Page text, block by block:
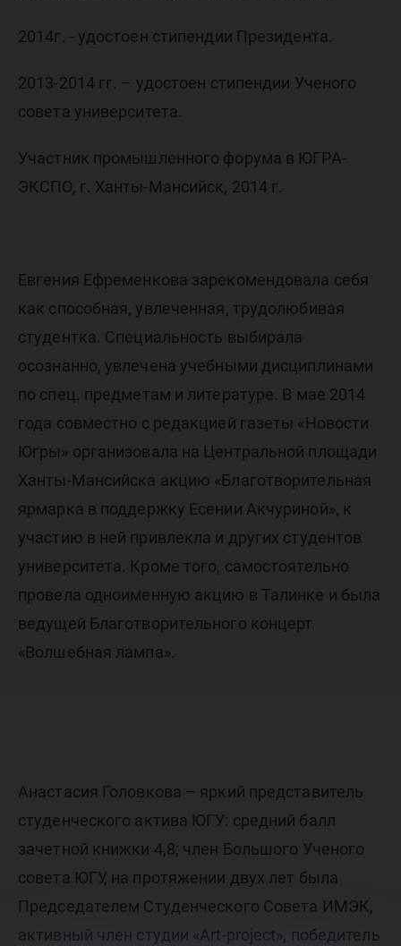
2014г. - удостоен стипендии Президента.
2013-2014 гг. – удостоен стипендии Ученого
совета университета.
Участник промышленного форума в ЮГРА-
ЭКСПО, г. Ханты-Мансийск, 2014 г.
Евгения Ефременкова зарекомендовала себя
как способная, увлеченная, трудолюбивая
студентка. Специальность выбирала
осознанно, увлечена учебными дисциплинами
по спец. предметам и литературе. В мае 2014
года совместно с редакцией газеты «Новости
Югры» организовала на Центральной площади
Ханты-Мансийска акцию «Благотворительная
ярмарка в поддержку Есении Акчуриной», к
участию в ней привлекла и других студентов
университета. Кроме того, самостоятельно
провела одноименную акцию в Талинке и была
ведущей Благотворительного концерт
«Волшебная лампа».
Анастасия Головкова – яркий представитель
студенческого актива ЮГУ: средний балл
зачетной книжки 4,8; член Большого Ученого
совета ЮГУ, на протяжении двух лет была
Председателем Студенческого Совета ИМЭК,
активный член студии «Art-project», победитель